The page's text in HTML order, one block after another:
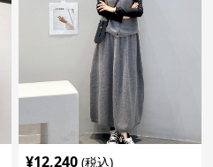
¥12,240 (税込)